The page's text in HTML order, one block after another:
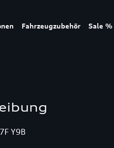
Fahrzeugzubehör Sale %
Y9B